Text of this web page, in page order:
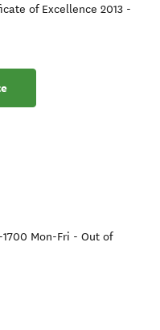
of Excellence 2013 -
Mon-Fri - Out of